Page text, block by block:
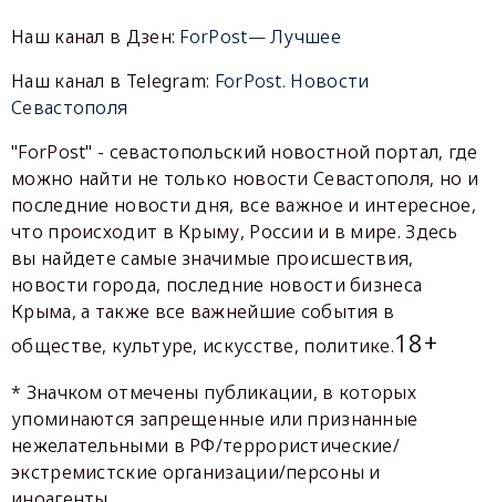
Наш канал в Дзен: ForPost— Лучшее
Наш канал в Telegram: ForPost. Новости
Севастополя
"ForPost" - севастопольский новостной портал, где
можно найти не только новости Севастополя, но и
последние новости дня, все важное и интересное,
что происходит в Крыму, России и в мире. Здесь
вы найдете самые значимые происшествия,
новости города, последние новости бизнеса
Крыма, а также все важнейшие события в
обществе, культуре, искусстве, политике.18+
* Значком отмечены публикации, в которых
упоминаются запрещенные или признанные
нежелательными в РФ/террористические/
экстремистские организации/персоны и